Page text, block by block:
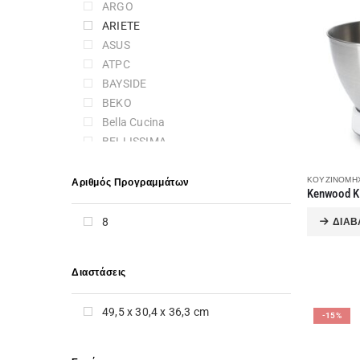
-15%
ARGO
ARIETE
ASUS
ATPC
BAYSIDE
BEKO
Bella Cucina
BELLISSIMA
BLOMBERG
BRANDT
CALFER GAS
CAMPINGAZ
CANDY
Αριθμός Προγραμμάτων
8
Διαστάσεις
49,5 x 30,4 x 36,3 cm